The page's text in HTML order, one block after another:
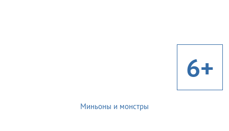
6+
Миньоны и монстры